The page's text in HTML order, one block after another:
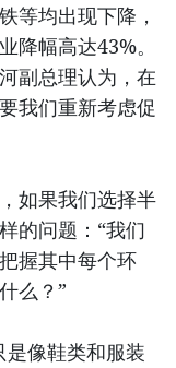
等均出现下降，
降幅高达43%。
副总理认为，在
我们重新考虑促
如果我们选择半
的问题：“我们
握其中每个环
么？”
是像鞋类和服装